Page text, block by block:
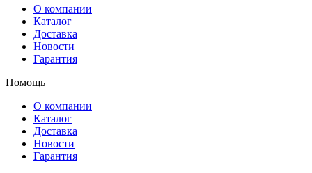
О компании
Каталог
Доставка
Новости
Гарантия
Помощь
О компании
Каталог
Доставка
Новости
Гарантия